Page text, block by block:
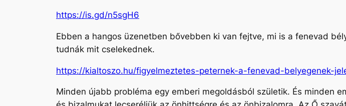
https://is.gd/n5sgH6
Ebben a hangos üzenetben bővebben ki van fejtve, mi is a fenevad
tudnák mit cselekednek.
https://kialtoszo.hu/figyelmeztetes-peternek-a-fenevad-belyegenek-
Minden újabb probléma egy emberi megoldásból születik. És minden